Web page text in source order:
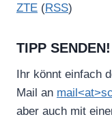
ZTE (RSS)
TIPP SENDEN!
Ihr könnt einfach
Mail an
aber auch mit